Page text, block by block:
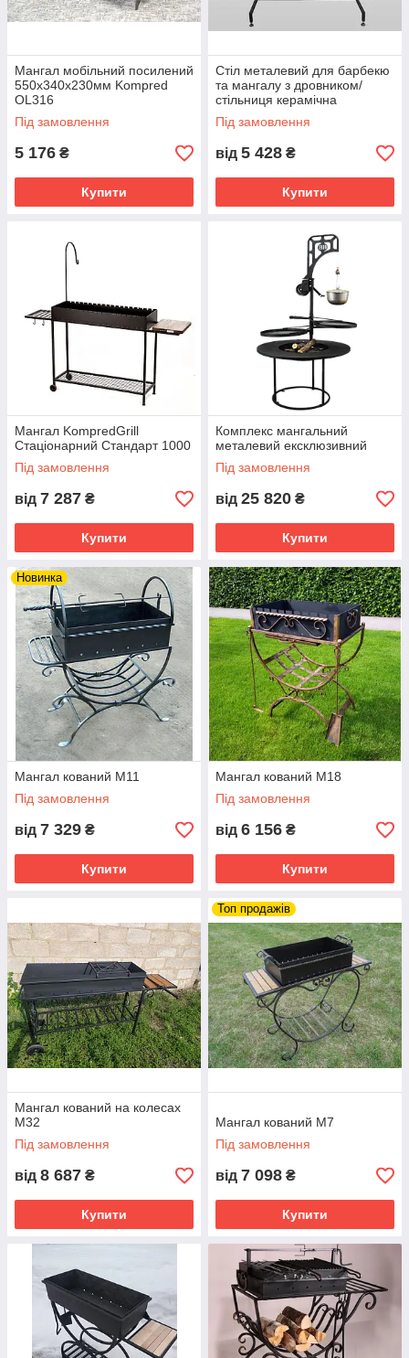
Мангал мобільний посилений
550х340х230мм Kompred
OL316
Під замовлення
5 176 ₴
Купити
Стіл металевий для барбекю
та мангалу з дровником/
стільниця керамічна
1080х660х660мм Чорний
Kompred OL486
Під замовлення
від 5 428 ₴
Купити
Мангал KompredGrill
Стаціонарний Стандарт 1000
Під замовлення
від 7 287 ₴
Купити
Комплекс мангальний
металевий ексклюзивний
Під замовлення
від 25 820 ₴
Купити
Новинка
Мангал кований М11
Під замовлення
від 7 329 ₴
Купити
Мангал кований М18
Під замовлення
від 6 156 ₴
Купити
Мангал кований на колесах
М32
Під замовлення
від 8 687 ₴
Купити
Топ продажів
Мангал кований М7
Під замовлення
від 7 098 ₴
Купити